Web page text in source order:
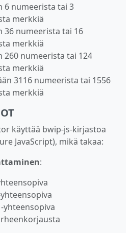
6 numeerista tai 3
merkkiä
36 numeerista tai 16
merkkiä
260 numeerista tai 124
merkkiä
3116 numeerista tai 1556
merkkiä
käyttää bwip-js‑kirjastoa
JavaScript), mikä takaa:
:
yhteensopiva